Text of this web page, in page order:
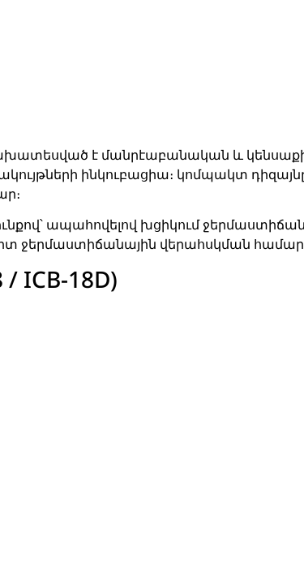
է մանրէաբանական և
ինկուբացիա։ կոմպակտ
ապահովելով խցիկում
ջերմաստիճանային վերահսկման
ICB-18D)